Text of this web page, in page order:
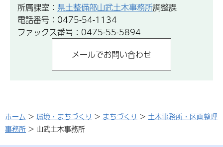
所属課室： 県土整備部山武土木事務所調整課
電話番号：0475-54-1134
ファックス番号：0475-55-5894
ホーム > 環境・まちづくり > まちづくり > 土木事務所・区画整理
事務所 > 山武土木事務所